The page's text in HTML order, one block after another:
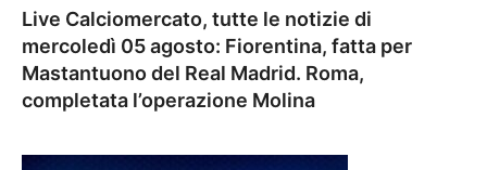
Live Calciomercato, tutte le notizie di
mercoledì 05 agosto: Fiorentina, fatta per
Mastantuono del Real Madrid. Roma,
completata l’operazione Molina